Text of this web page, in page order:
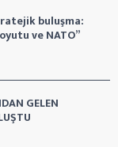
buluşma:
ve NATO”
GELEN